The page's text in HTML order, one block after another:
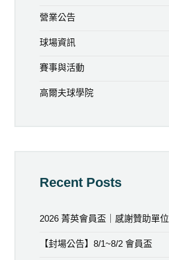
營業公告
球場資訊
賽事與活動
高爾夫球學院
Recent Posts
2026 菁英會員盃｜感謝贊助單位
【封場公告】8/1~8/2 會員盃